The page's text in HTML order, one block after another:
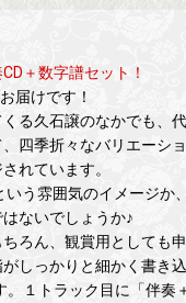
＋数字譜セット！
届けです！
る久石譲のなかでも、
四季折々なバリエー
れています。
う雰囲気のイメージ
ないでしょうか♪
ろん、観賞用としても申
しっかりと細かく書き
１トラック目に「伴